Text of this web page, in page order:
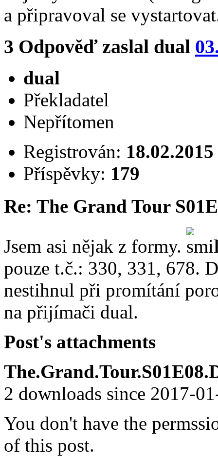
a připravoval se
3 Odpověď zaslal dual
dual
Překladatel
Nepřítomen
Registrován: 18.02.2015
Příspěvky: 179
Re: The Grand Tour
Jsem asi nějak z formy.
pouze t.č.: 330, 331, 678.
nestihnul při promítání
na přijímači dual.
Post's attachments
2 downloads since 2017-
You don't have the
of this post.